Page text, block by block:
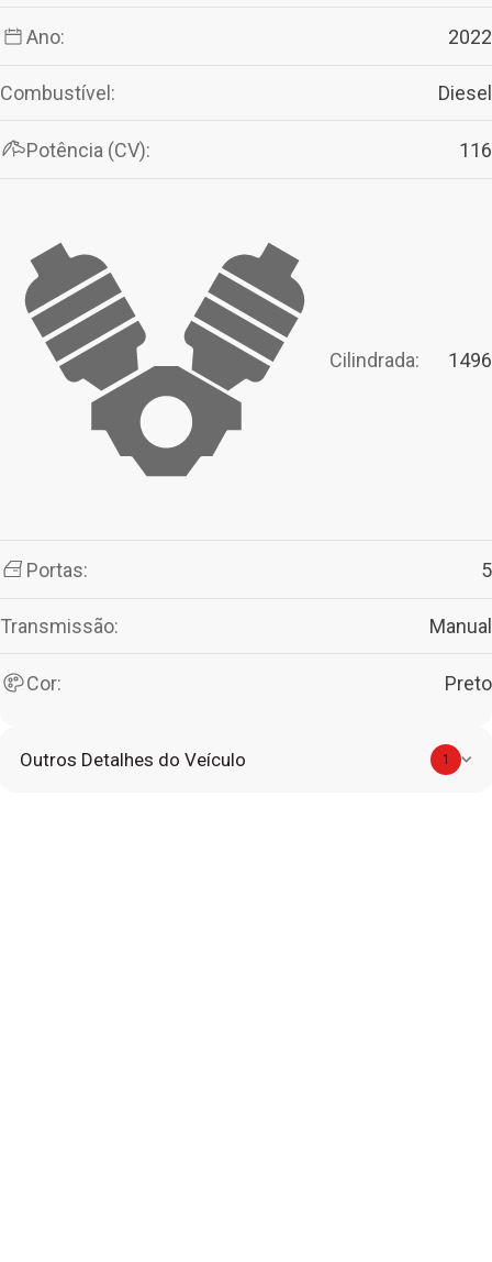
Ano: 2022
Combustível: Diesel
Potência (CV): 116
Cilindrada: 1496
Portas: 5
Transmissão: Manual
Cor: Preto
Outros Detalhes do Veículo 1